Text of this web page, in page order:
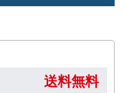
送料無料